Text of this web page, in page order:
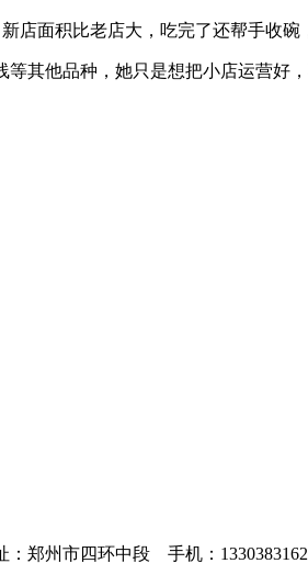
面积比老店大，吃完了还帮手收碗
他品种，她只是想把小店运营好
：郑州市四环中段 手机：